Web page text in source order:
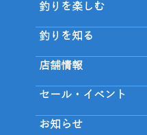
釣りを楽しむ
釣りを知る
店舗情報
セール・イベント
お知らせ